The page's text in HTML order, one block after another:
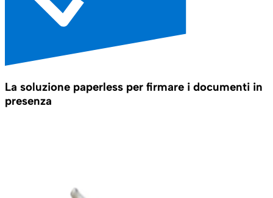
La soluzione paperless per firmare i documenti in
presenza